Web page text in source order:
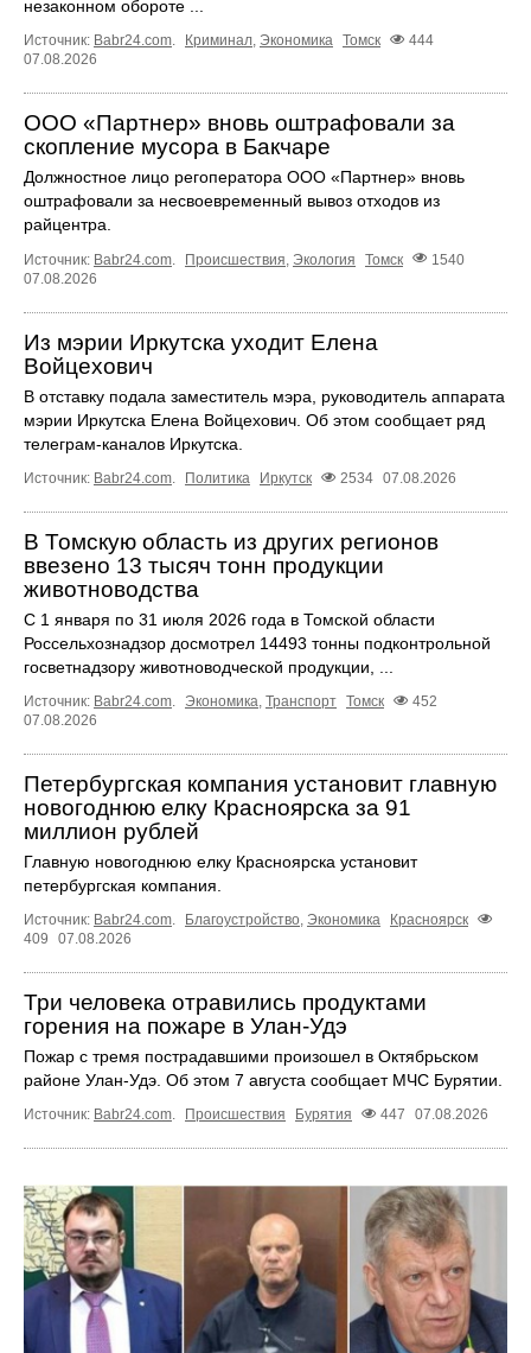
незаконном обороте ...
Источник: Babr24.com. Криминал, Экономика Томск
444
07.08.2026
ООО «Партнер» вновь оштрафовали за
скопление мусора в Бакчаре
Должностное лицо регоператора ООО «Партнер» вновь
оштрафовали за несвоевременный вывоз отходов из
райцентра.
Источник: Babr24.com Происшествия Экология Томск
1540
07.08.2026
Из мэрии Иркутска уходит Елена
Войцехович
В отставку подала заместитель мэра, руководитель аппарата
мэрии Иркутска Елена Войцехович. Об этом сообщает ряд
телеграм‑каналов Иркутска.
Источник: Babr24.com Политика Иркутск 2534 07.08.2026
В Томскую область из других регионов
ввезено 13 тысяч тонн продукции
животноводства
С 1 января по 31 июля 2026 года в Томской области
Россельхознадзор досмотрел 14493 тонны подконтрольной
госветнадзору животноводческой продукции, ...
Источник: Babr24.com. Экономика, Транспорт Томск
452
07.08.2026
Петербургская компания установит главную
новогоднюю елку Красноярска за 91
миллион рублей
Главную новогоднюю елку Красноярска установит
петербургская компания.
Источник: Babr24.com. Благоустройство, Экономика
Красноярск
409
07.08.2026
Три человека отравились продуктами
горения на пожаре в Улан-Удэ
Пожар с тремя пострадавшими произошел в Октябрьском
районе Улан-Удэ. Об этом 7 августа сообщает МЧС Бурятии.
Источник: Babr24.com. Происшествия Бурятия 447 07.08.2026